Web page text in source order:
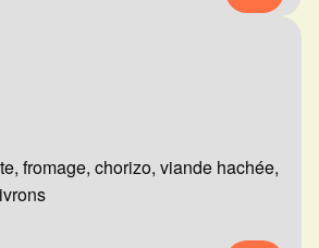
fromage, chorizo, viande hachée,